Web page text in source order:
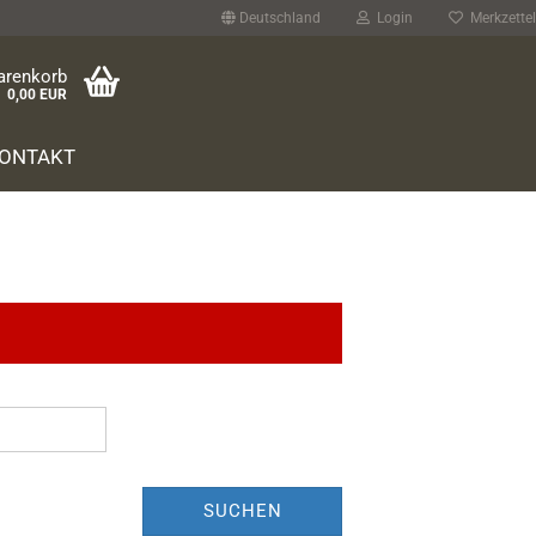
Deutschland Login Merkzettel
0,00 EUR
SUCHEN